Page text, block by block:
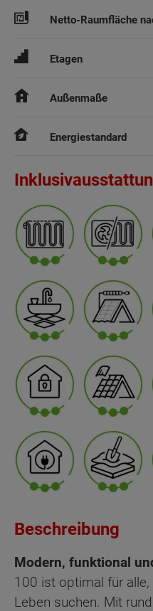
Netto-Raumfläche
Etagen
Außenmaße
Energiestandard
Beschreibung
Modern, funktional
100 ist optimal für
Leben suchen. Mit